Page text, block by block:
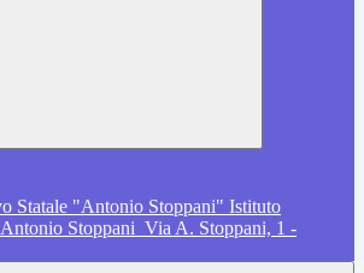
Istituto
Antonio Stoppani Via A. Stoppani, 1 -